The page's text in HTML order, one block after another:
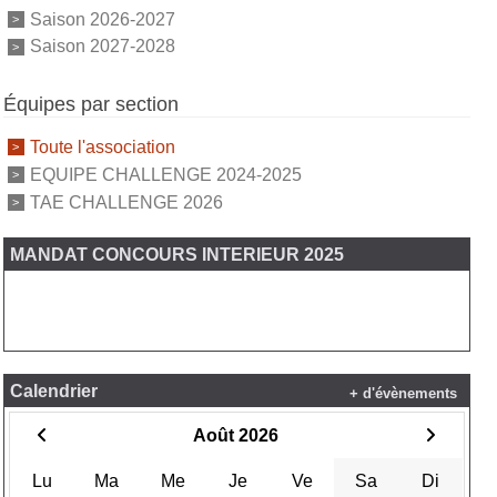
Saison 2026-2027
Saison 2027-2028
Équipes par section
Toute l'association
EQUIPE CHALLENGE 2024-2025
TAE CHALLENGE 2026
MANDAT CONCOURS INTERIEUR 2025
Calendrier
Août 2026
Lu Ma Me Je Ve Sa Di
+ d'évènements